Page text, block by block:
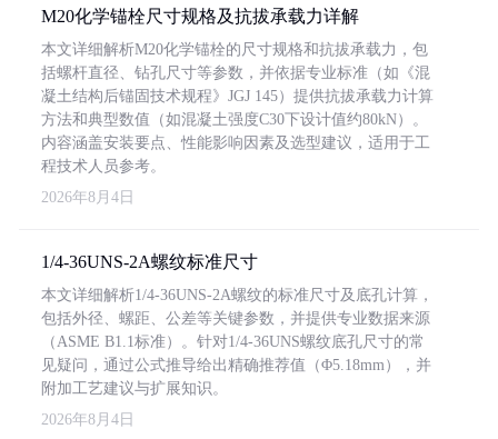
M20化学锚栓尺寸规格及抗拔承载力详解
本文详细解析M20化学锚栓的尺寸规格和抗拔承载力，包
括螺杆直径、钻孔尺寸等参数，并依据专业标准（如《混
凝土结构后锚固技术规程》JGJ 145）提供抗拔承载力计算
方法和典型数值（如混凝土强度C30下设计值约80kN）。
内容涵盖安装要点、性能影响因素及选型建议，适用于工
程技术人员参考。
2026年8月4日
1/4-36UNS-2A螺纹标准尺寸
本文详细解析1/4-36UNS-2A螺纹的标准尺寸及底孔计算，
包括外径、螺距、公差等关键参数，并提供专业数据来源
（ASME B1.1标准）。针对1/4-36UNS螺纹底孔尺寸的常
见疑问，通过公式推导给出精确推荐值（Φ5.18mm），并
附加工艺建议与扩展知识。
2026年8月4日